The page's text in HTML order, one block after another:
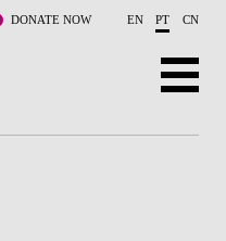
DONATE NOW EN PT CN